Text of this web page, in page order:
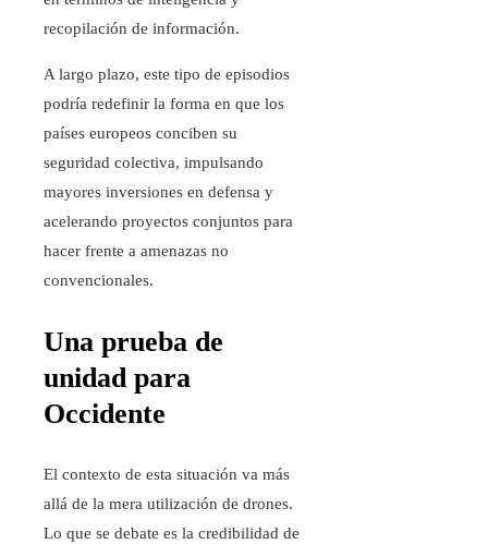
recopilación de información.
A largo plazo, este tipo de episodios
podría redefinir la forma en que los
países europeos conciben su
seguridad colectiva, impulsando
mayores inversiones en defensa y
acelerando proyectos conjuntos para
hacer frente a amenazas no
convencionales.
Una prueba de
unidad para
Occidente
El contexto de esta situación va más
allá de la mera utilización de drones.
Lo que se debate es la credibilidad de